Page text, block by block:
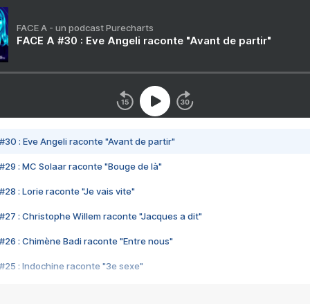
FACE A - un podcast Purecharts
FACE A #30 : Eve Angeli raconte "Avant de partir"
#30 : Eve Angeli raconte "Avant de partir"
#29 : MC Solaar raconte "Bouge de là"
#28 : Lorie raconte "Je vais vite"
#27 : Christophe Willem raconte "Jacques a dit"
#26 : Chimène Badi raconte "Entre nous"
#25 : Indochine raconte "3e sexe"